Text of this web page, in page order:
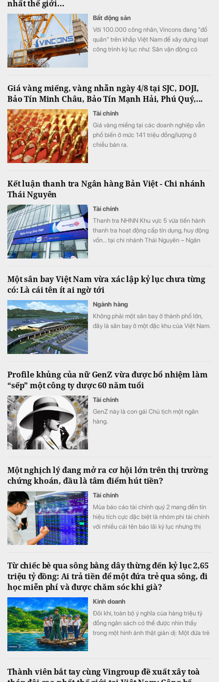
nhất thế giới...
Bất động sản
Với 100.000 công nhân, Vincons đang "đổ
quân" trên khắp Việt Nam để xây dựng loạt
công trình kỷ lục như: Sân vận động có
Giá vàng miếng, vàng nhẫn ngày 4/8 tại SJC, DOJI,
Bảo Tín Minh Châu, Bảo Tín Mạnh Hải, Phú Quý,...
Tài chính
Giá vàng miếng tại các doanh nghiệp vẫn
phổ biến ở mức 141 triệu đồng/lượng ở
chiều bán ra.
Kết luận thanh tra Ngân hàng Bản Việt - Chi nhánh
Thái Nguyên
Tài chính
Thanh tra NHNN Khu vực 5 vừa tiến hành
thanh tra hoạt động cấp tín dụng, huy động
vốn... tại chi nhánh Thái Nguyên – Ngân
Một sân bay Việt Nam vừa xác lập kỷ lục chưa từng
có: Là cái tên ít ai ngờ tới
Ngành hàng
Không phải một sân bay ở thành phố lớn,
đây là sân bay ở một đặc khu của Việt Nam.
Profile khủng của nữ GenZ vừa được bổ nhiệm làm
“sếp” một công ty dược 60 năm tuổi
Tài chính
GenZ này là con gái Chủ tịch một ngân
hàng.
Một nghịch lý đang mở ra cơ hội lớn trên thị trường
chứng khoán, đầu là tâm điểm hút tiền?
Tài chính
Mùa báo cáo tài chính quý 2 mang đến tín
hiệu tích cực đặc biệt là nhóm phi tài chính
với nhiều cái tên báo lãi kỷ lục nhưng thị
Từ chiếc bè qua sông bằng dây thừng đến kỷ lục 2,65
triệu tỷ đồng: Ai trả tiền để một đứa trẻ qua sông, đi
học miễn phí và được chăm sóc khi già?
Kinh doanh
Đôi khi, toàn bộ ý nghĩa của hàng triệu tỷ
đồng ngân sách có thể được nhìn thấy
trong một hình ảnh thật giản dị: Một đứa trẻ
Thành viên bắt tay cùng Vingroup đề xuất xây toà